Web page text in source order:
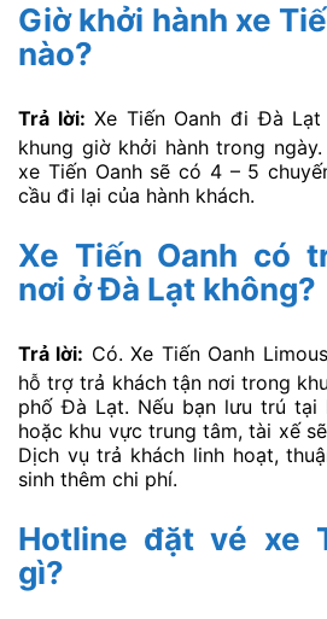
Giờ khởi hành xe
nào?
Trả lời: Xe Tiến Oanh đi Đà
khung giờ khởi hành trong
xe Tiến Oanh sẽ có 4 – 5
cầu đi lại của hành khách.
Xe Tiến Oanh có
nơi ở Đà Lạt không?
Trả lời: Có. Xe Tiến Oanh
hỗ trợ trả khách tận nơi trong
phố Đà Lạt. Nếu bạn lưu trú tại
hoặc khu vực trung tâm, tài xế
Dịch vụ trả khách linh hoạt,
sinh thêm chi phí.
Hotline đặt vé xe
gì?